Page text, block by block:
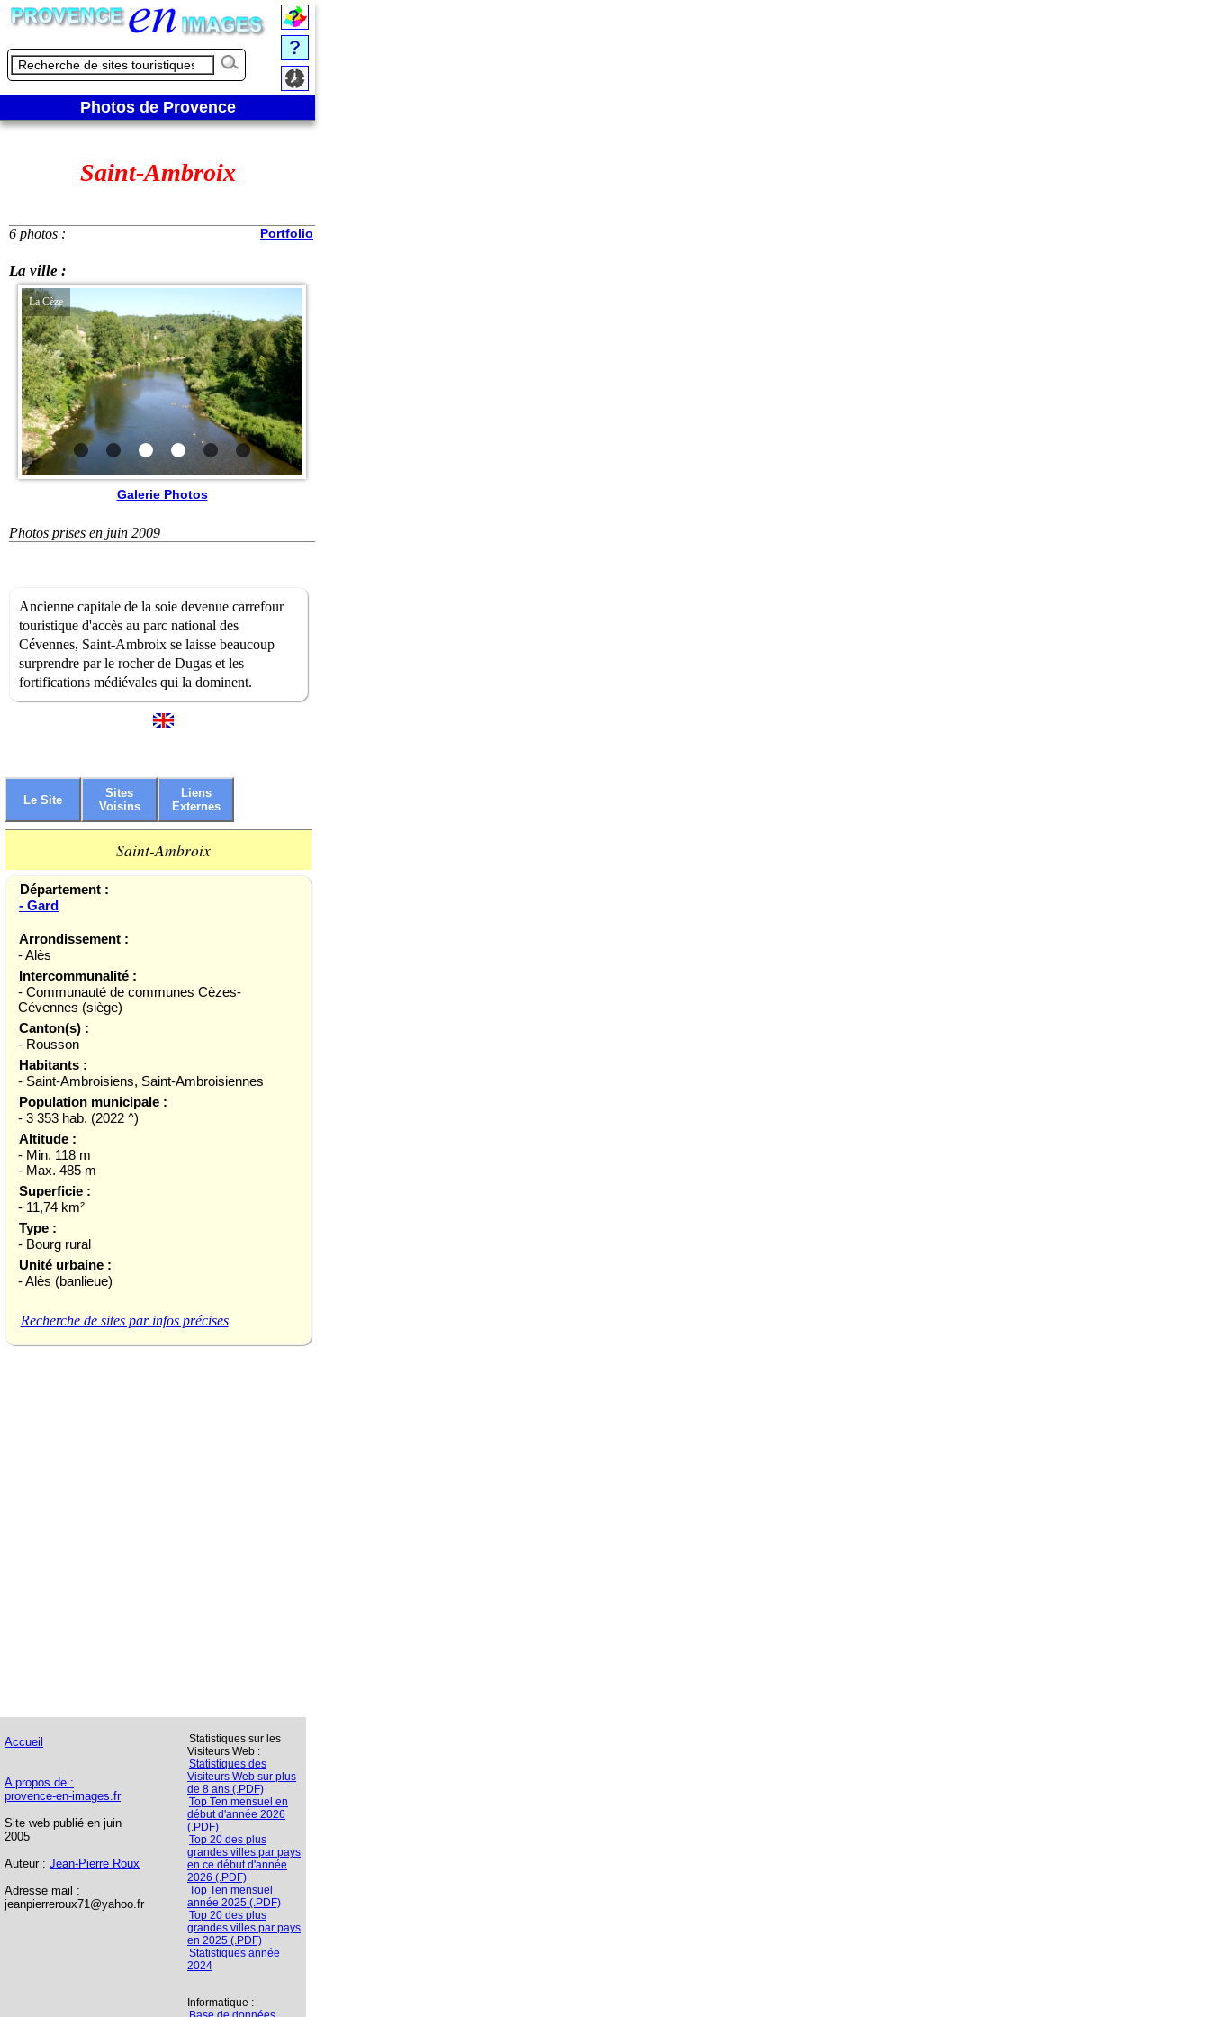
Photos de Provence
Saint-Ambroix
6 photos : Portfolio
La ville :
La Cèze
Galerie Photos
Photos prises en juin 2009
Ancienne capitale de la soie devenue carrefour
touristique d'accès au parc national des
Cévennes, Saint-Ambroix se laisse beaucoup
surprendre par le rocher de Dugas et les
fortifications médiévales qui la dominent.
Le Site
Sites
Voisins
Liens
Externes
Saint-Ambroix
Département :
- Gard
Arrondissement :
- Alès
Intercommunalité :
- Communauté de communes Cèzes-
Cévennes (siège)
Canton(s) :
- Rousson
Habitants :
- Saint-Ambroisiens, Saint-Ambroisiennes
Population municipale :
- 3 353 hab. (2022 ^)
Altitude :
- Min. 118 m
- Max. 485 m
Superficie :
- 11,74 km²
Type :
- Bourg rural
Unité urbaine :
- Alès (banlieue)
Recherche de sites par infos précises
Accueil
A propos de :
provence-en-images.fr
Site web publié en juin
2005
Auteur : Jean-Pierre Roux
Adresse mail :
jeanpierreroux71@yahoo.fr
Statistiques sur les
Visiteurs Web :
Statistiques des
Visiteurs Web sur plus
de 8 ans (.PDF)
Top Ten mensuel en
début d'année 2026
(.PDF)
Top 20 des plus
grandes villes par pays
en ce début d'année
2026 (.PDF)
Top Ten mensuel
année 2025 (.PDF)
Top 20 des plus
grandes villes par pays
en 2025 (.PDF)
Statistiques année
2024
Informatique :